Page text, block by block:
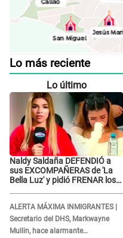
Lo más reciente
Lo último
Naldy Saldaña DEFENDIÓ a
sus EXCOMPAÑERAS de 'La
Bella Luz' y pidió FRENAR los
“Aquí el único culpable...”
ALERTA MÁXIMA INMIGRANTES |
Secretario del DHS, Markwayne
Mullin, hace alarmante